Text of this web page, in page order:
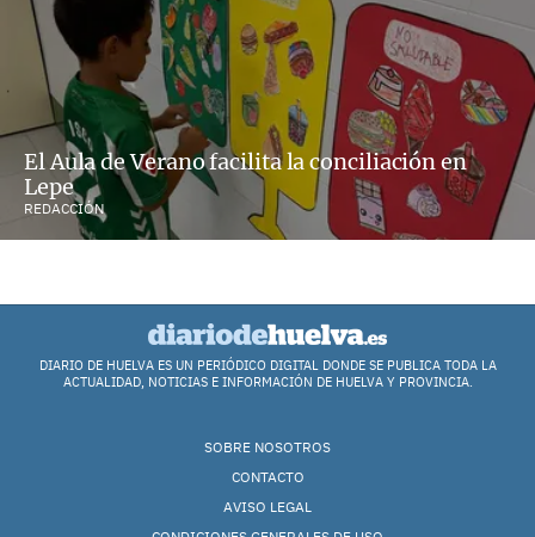
El Aula de Verano facilita la conciliación en
Lepe
REDACCIÓN
DIARIO DE HUELVA ES UN PERIÓDICO DIGITAL DONDE SE PUBLICA TODA LA
ACTUALIDAD, NOTICIAS E INFORMACIÓN DE HUELVA Y PROVINCIA.
SOBRE NOSOTROS
CONTACTO
AVISO LEGAL